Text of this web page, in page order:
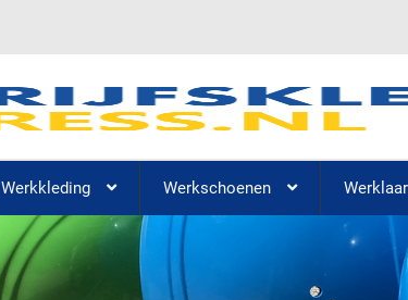
Werkkleding Werkschoenen